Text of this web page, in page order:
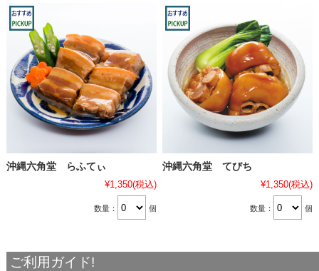
沖縄六角堂 らふてぃ
¥1,350(税込)
数量： 個
沖縄六角堂 てびち
¥1,350(税込)
数量： 個
ご利用ガイド!